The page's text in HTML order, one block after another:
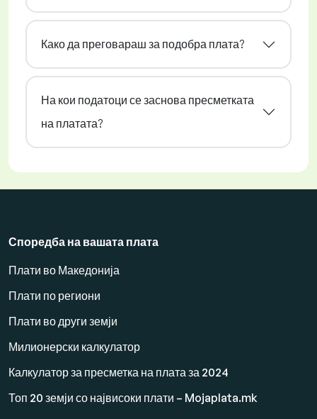
Како да преговараш за подобра плата?
На кои податоци се заснова пресметката
на платата?
Споредба на вашата плата
Плати во Македонија
Плати по региони
Плати во други земји
Милионерски калкулатор
Калкулатор за пресметка на плата за 2024
Топ 20 земји со највисоки плати – Mojaplata.mk